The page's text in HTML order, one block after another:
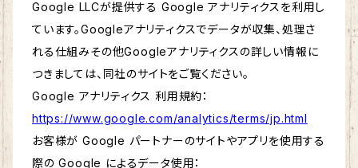
Google LLCが提供する Google アナリティクスを利用し
ています。Googleアナリティクスでデータが収集、処理さ
れる仕組みその他Googleアナリティクスの詳しい情報に
つきましては、同社のサイトをご覧ください。
Google アナリティクス 利用規約：
https://www.google.com/analytics/terms/jp.html
お客様が Google パートナーのサイトやアプリを使用する
際の Google によるデータ使用：